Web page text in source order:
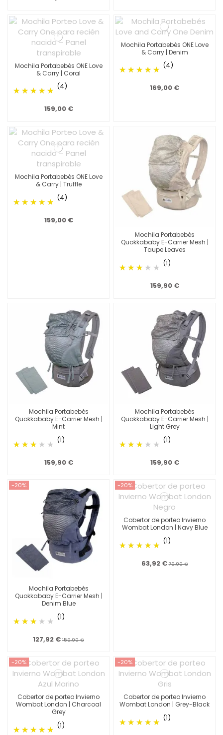
Mochila Portabebés ONE Love
& Carry | Coral
(4)
159,00 €
Mochila Portabebés ONE Love
& Carry | Denim
(4)
169,00 €
Mochila Portabebés ONE Love
& Carry | Truffle
(4)
159,00 €
Mochila Portabebés
Quokkababy E-Carrier Mesh |
Taupe Leaves
(1)
159,90 €
Mochila Portabebés
Quokkababy E-Carrier Mesh |
Mint
(1)
159,90 €
Mochila Portabebés
Quokkababy E-Carrier Mesh |
Light Grey
(1)
159,90 €
-20%
Mochila Portabebés
Quokkababy E-Carrier Mesh |
Denim Blue
(1)
127,92 € 159,90 €
-20%
Cobertor de porteo Invierno
Wombat London | Navy Blue
(1)
63,92 €79,90 €
-20%
Cobertor de porteo Invierno
Wombat London | Charcoal
Grey
(1)
-20%
Cobertor de porteo Invierno
Wombat London | Grey-Black
(1)